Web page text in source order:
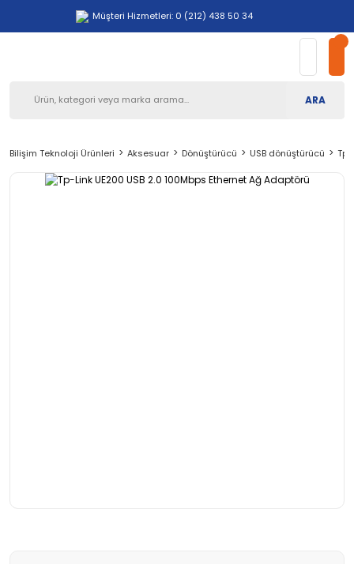
Müşteri Hizmetleri: 0 (212) 438 50 34
ARA
Bilişim Teknoloji Ürünleri Aksesuar Dönüştürücü USB dönüştürücü Tp-